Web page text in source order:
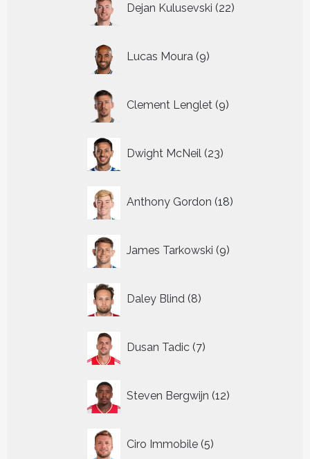
Dejan Kulusevski 22
producten
Lucas Moura 9
producten
Clement Lenglet 9
producten
Dwight McNeil 23
producten
Anthony Gordon 18
producten
James Tarkowski 9
producten
Daley Blind 8
producten
Dusan Tadic 7
producten
Steven Bergwijn 12
producten
Ciro Immobile 5
producten